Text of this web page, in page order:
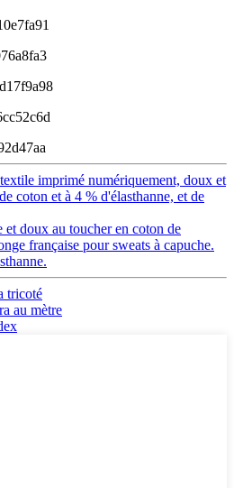
imprimé numériquement, doux et
coton et à 4 % d'élasthanne, et de
et doux au toucher en coton de
française pour sweats à capuche.
tricoté
au mètre